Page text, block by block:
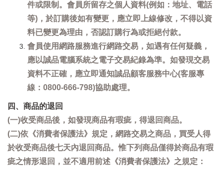
件或限制。會員所留存之個人資料(例如：地址、電話
等)，於訂購後如有變更，應立即上線修改，不得以資
料已變更為理由，否認訂購行為或拒絕付款。
會員使用網路服務進行網路交易，如遇有任何疑義，
應以誠品電腦系統之電子交易紀錄為準。如發現交易
資料不正確，應立即通知誠品顧客服務中心(客服專
線：0800-666-798)協助處理。
四、商品的退回
(一)收受商品後，如發現商品有瑕疵，得退回商品。
(二)依《消費者保護法》規定，網路交易之商品，買受人得
於收受商品後七天內退回商品。惟下列商品僅得於商品有瑕
疵之情形退回，並不適用前述《消費者保護法》之規定：